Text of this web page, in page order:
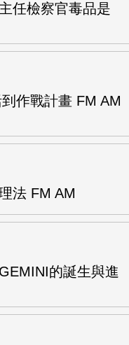
任檢察官毒品是
作戰計畫 FM AM
法 FM AM
的誕生與進